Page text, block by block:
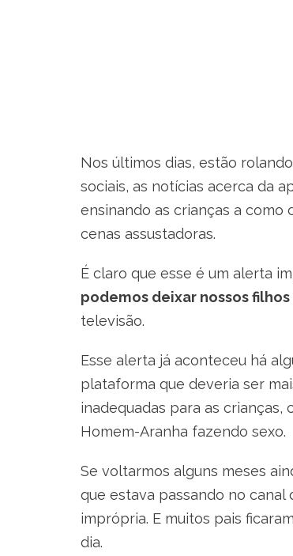
Nos últimos dias, estão
sociais, as notícias acerca da
ensinando as crianças a como
cenas assustadoras.
É claro que esse é um alerta
podemos deixar nossos
televisão.
Esse alerta já aconteceu há
plataforma que deveria ser
inadequadas para as
Homem-Aranha fazendo sexo.
Se voltarmos alguns meses
que estava passando no canal
imprópria. E muitos pais
dia.